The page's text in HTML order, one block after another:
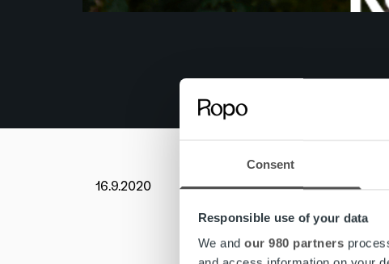
Consent
Responsible use of your data
We and our 980 partners
16.9.2020 Uutishuone›
Ropo on